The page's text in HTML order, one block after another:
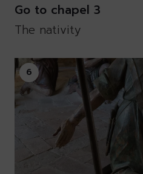
Go to chapel 3
The nativity
6